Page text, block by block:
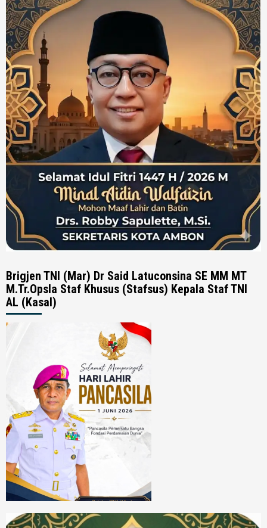
Brigjen TNI (Mar) Dr Said Latuconsina SE MM MT
M.Tr.Opsla Staf Khusus (Stafsus) Kepala Staf TNI
AL (Kasal)